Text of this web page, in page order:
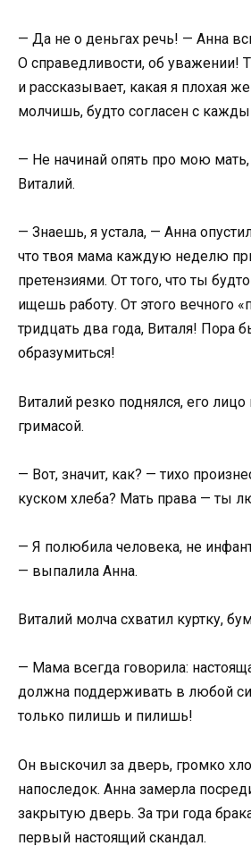
— Да не о деньгах речь! — Анна
О справедливости, об уважении!
и рассказывает, какая я плохая
молчишь, будто согласен с
— Не начинай опять про мою
Виталий.
— Знаешь, я устала, — Анна
что твоя мама каждую неделю
претензиями. От того, что ты
ищешь работу. От этого вечного
тридцать два года, Виталя! Пора
образумиться!
Виталий резко поднялся, его лицо
гримасой.
— Вот, значит, как? — тихо
куском хлеба? Мать права — ты
— Я полюбила человека, не
— выпалила Анна.
Виталий молча схватил куртку,
— Мама всегда говорила:
должна поддерживать в любой
только пилишь и пилишь!
Он выскочил за дверь, громко
напоследок. Анна замерла
закрытую дверь. За три года
первый настоящий скандал.